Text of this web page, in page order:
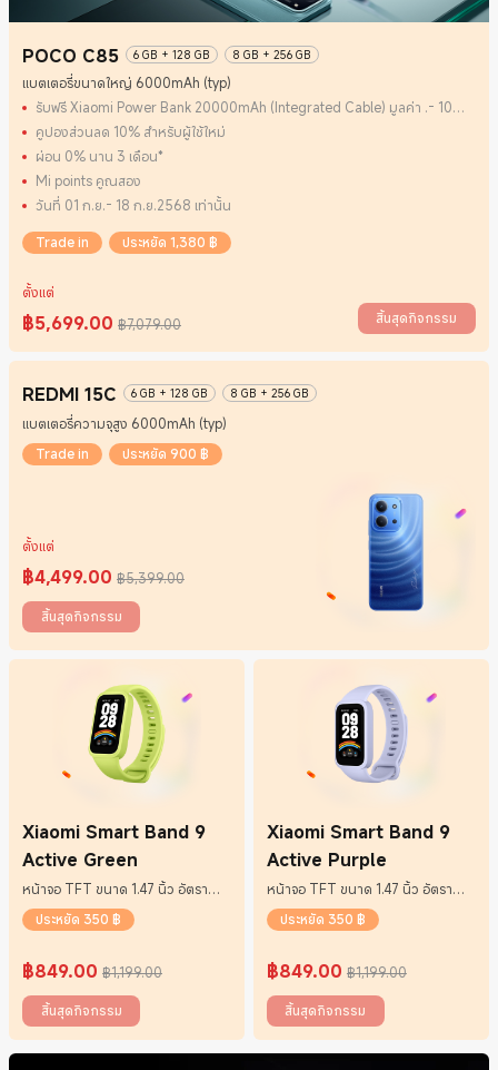
POCO C85 6 GB + 128 GB 8 GB + 256 GB
แบตเตอรี่ขนาดใหญ่ 6000mAh (typ)
รับฟรี Xiaomi Power Bank 20000mAh (Integrated Cable) มูลค่า .- 1099
*สินค้ามีจำนวนจำกัด
คูปองส่วนลด 10% สำหรับผู้ใช้ใหม่
ผ่อน 0% นาน 3 เดือน*
Mi points คูณสอง
วันที่ 01 ก.ย.- 18 ก.ย.2568 เท่านั้น
Trade in
ประหยัด 1,380 ฿
ตั้งแต่
฿5,699.00 ฿7,079.00
สิ้นสุดกิจกรรม
REDMI 15C 6 GB + 128 GB 8 GB + 256 GB
แบตเตอรี่ความจุสูง 6000mAh (typ)
Trade in
ประหยัด 900 ฿
ตั้งแต่
฿4,499.00
Current Price ฿4499
฿5,399.00
ราคาโปรโมชั่น ฿5,399.00
สิ้นสุดกิจกรรม
Xiaomi Smart Band 9
Active Green
หน้าจอ TFT ขนาด 1.47 นิ้ว อัตรา
รีเฟรช 60Hz
ประหยัด 350 ฿
฿849.00
Current Price ฿849
฿1,199.00
ราคาโปรโมชั่น ฿1,199.00
สิ้นสุดกิจกรรม
Xiaomi Smart Band 9
Active Purple
หน้าจอ TFT ขนาด 1.47 นิ้ว อัตรา
รีเฟรช 60Hz
ประหยัด 350 ฿
฿849.00
Current Price ฿849
฿1,199.00
ราคาโปรโมชั่น ฿1,199.00
สิ้นสุดกิจกรรม